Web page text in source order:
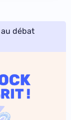
débat